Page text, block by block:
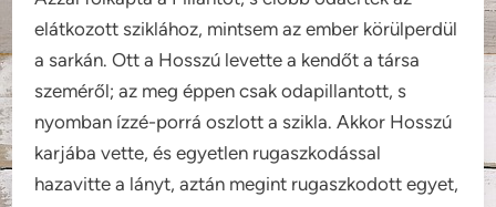
elátkozott sziklához, mintsem az ember körülperdül
a sarkán. Ott a Hosszú levette a kendőt a társa
szeméről; az meg éppen csak odapillantott, s
nyomban ízzé-porrá oszlott a szikla. Akkor Hosszú
karjába vette, és egyetlen rugaszkodással
hazavitte a lányt, aztán megint rugaszkodott egyet,